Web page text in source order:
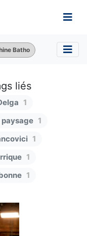
Batho
liés
1
1
1
1
1